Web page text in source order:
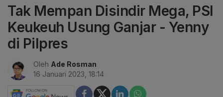
Tak Mempan Disindir Mega, PSI
Keukeuh Usung Ganjar - Yenny
di Pilpres
Oleh Ade Rosman
16 Januari 2023, 18:14